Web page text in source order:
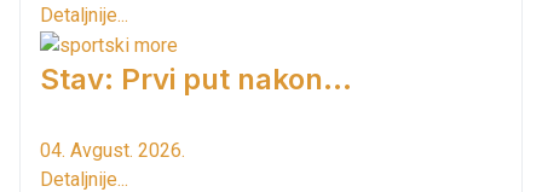
Detaljnije...
Stav: Prvi put nakon…
04. Avgust. 2026.
Detaljnije...